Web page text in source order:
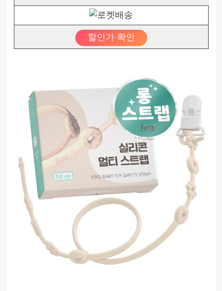
할인가 확인